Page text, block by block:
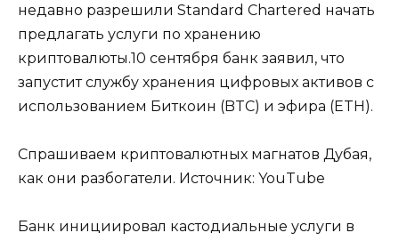
недавно разрешили Standard Chartered начать
предлагать услуги по хранению
криптовалюты.10 сентября банк заявил, что
запустит службу хранения цифровых активов с
использованием Биткоин (BTC) и эфира (ETH).
Спрашиваем криптовалютных магнатов Дубая,
как они разбогатели. Источник: YouTube
Банк инициировал кастодиальные услуги в